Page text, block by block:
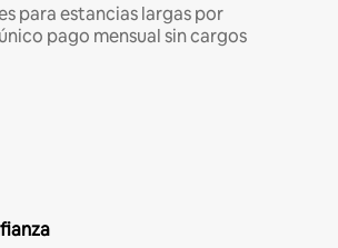
para estancias largas por
pago mensual sin cargos